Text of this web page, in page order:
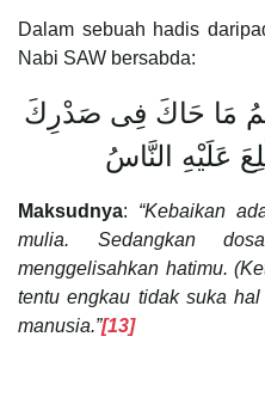
Dalam sebuah hadis
Nabi SAW bersabda:
مَا حَاكَ فِى صَدْرِكَ
عَلَيْهِ النَّاسُ
Maksudnya: “Kebaikan
mulia. Sedangkan
menggelisahkan hatimu.
tentu engkau tidak suka
manusia.”[13]